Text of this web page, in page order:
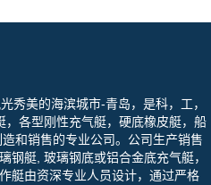
秀美的海滨城市-青岛，是科，工，
各型刚性充气艇，硬底橡皮艇，船
和销售的专业公司。公司生产销售
钢艇, 玻璃钢底或铝合金底充气艇，
艇由资深专业人员设计，通过严格